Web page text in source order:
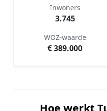
Inwoners
3.745
WOZ-waarde
€ 389.000
Hoe werkt